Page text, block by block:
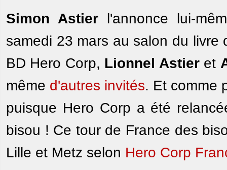
Simon Astierl'annonce lui-
samedi 23 mars au salon du
BD Hero Corp, Lionnel Astieret
même d'autres invités. Et comme
puisque Hero Corp a été
bisou ! Ce tour de France des
Lille et Metz selon Hero Corp